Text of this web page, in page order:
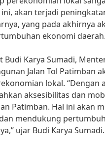
akan terjadi
yang pada akhirnya
ekonomi daerah.
Budi Karya Sumadi,
Jalan Tol Patimban
lokal. “Dengan
aksesibilitas dan
Patimban. Hal ini akan
mendukung
ujar Budi Karya Sumadi.